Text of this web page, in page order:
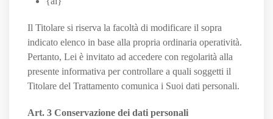
Il Titolare si riserva la facoltà di modificare il sopra
indicato elenco in base alla propria ordinaria operatività.
Pertanto, Lei è invitato ad accedere con regolarità alla
presente informativa per controllare a quali soggetti il
Titolare del Trattamento comunica i Suoi dati personali.
Art. 3 Conservazione dei dati personali